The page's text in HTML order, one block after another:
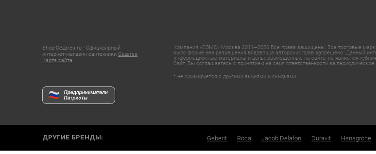
Shop-Cezares.ru - Официальный
интернет-магазин сантехники Cezares
Карта сайта
Компания «СЭМС» Москва 2011—2026 Все права защищены. Все торговые
было форме без разрешения владельца авторских прав запрещено. Данный
информационные материалы и цены, размещенные на сайте, не является
Сайт, Вы соглашаетесь с принятием на себя ответственности за
* не суммируется с другими акциями и скидками
ДРУГИЕ БРЕНДЫ: Geberit Roca Jacob Delafon Duravit Hansgrohe